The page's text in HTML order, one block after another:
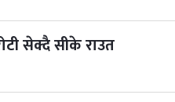
सेक्दै सीके राउत